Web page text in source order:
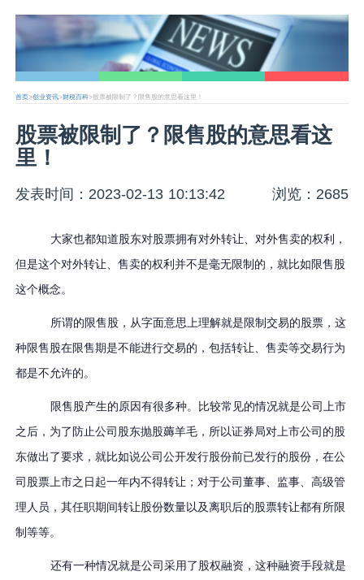
首页>创业资讯>财税百科>股票被限制了？限售股的意思看这里！
股票被限制了？限售股的意思看这
里！
发表时间：2023-02-13 10:13:42 浏览：2685
大家也都知道股东对股票拥有对外转让、对外售卖的权利，
但是这个对外转让、售卖的权利并不是毫无限制的，就比如限售股
这个概念。
所谓的限售股，从字面意思上理解就是限制交易的股票，这
种限售股在限售期是不能进行交易的，包括转让、售卖等交易行为
都是不允许的。
限售股产生的原因有很多种。比较常见的情况就是公司上市
之后，为了防止公司股东抛股薅羊毛，所以证券局对上市公司的股
东做出了要求，就比如说公司公开发行股份前已发行的股份，在公
司股票上市之日起一年内不得转让；对于公司董事、监事、高级管
理人员，其任职期间转让股份数量以及离职后的股票转让都有所限
制等等。
还有一种情况就是公司采用了股权融资，这种融资手段就是